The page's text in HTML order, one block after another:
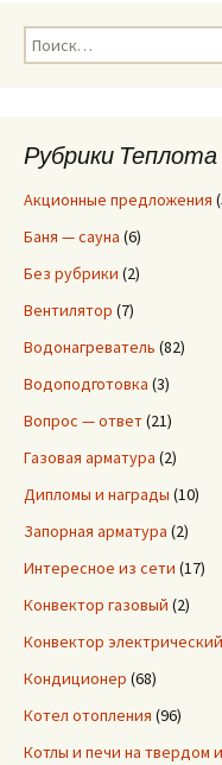
Н
а
:Рубрики Теплота
Акционные предложения
Баня — сауна (6)
Без рубрики (2)
Вентилятор (7)
Водонагреватель (82)
Водоподготовка (3)
Вопрос — ответ(21)
Газовая арматура (2)
Дипломы и награды (10)
Запорная арматура (2)
Интересное из сети (17)
Конвектор газовый (2)
Конвектор электрический
Кондиционер (68)
Котел отопления (96)
Котлы и печи на твердом